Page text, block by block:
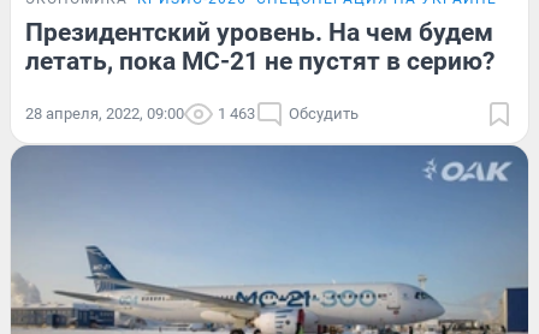
Президентский уровень. На чем будем
летать, пока МС-21 не пустят в серию?
28 апреля, 2022, 09:00 1 463 Обсудить